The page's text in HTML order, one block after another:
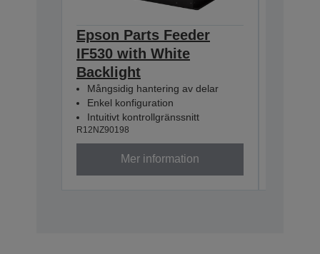
Epson Parts Feeder
IF530 with White
Backlight
Mångsidig hantering av delar
Enkel konfiguration
Intuitivt kontrollgränssnitt
R12NZ90198
Mer information